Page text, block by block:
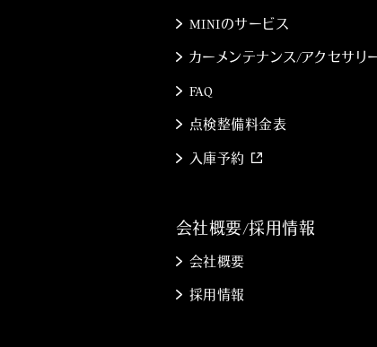
MINIのサービス
カーメンテナンス/アクセサリ
FAQ
点検整備料金表
入庫予約
会社概要/採用情報
会社概要
採用情報